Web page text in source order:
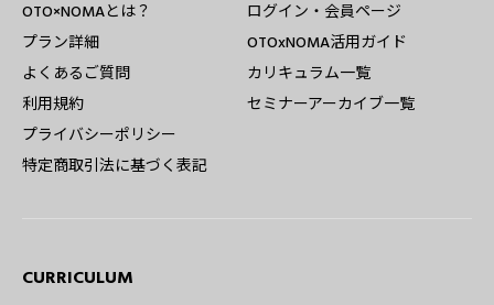
OTO×NOMAとは？
プラン詳細
よくあるご質問
利用規約
プライバシーポリシー
特定商取引法に基づく表記
ログイン・会員ページ
OTOxNOMA活用ガイド
カリキュラム一覧
セミナーアーカイブ一覧
CURRICULUM